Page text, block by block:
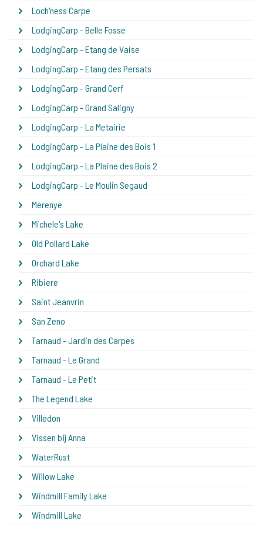
Loch'ness Carpe
LodgingCarp - Belle Fosse
LodgingCarp - Etang de Vaise
LodgingCarp - Etang des Persats
LodgingCarp - Grand Cerf
LodgingCarp - Grand Saligny
LodgingCarp - La Metairie
LodgingCarp - La Plaine des Bois 1
LodgingCarp - La Plaine des Bois 2
LodgingCarp - Le Moulin Segaud
Merenye
Michele's Lake
Old Pollard Lake
Orchard Lake
Ribiere
Saint Jeanvrin
San Zeno
Tarnaud - Jardin des Carpes
Tarnaud - Le Grand
Tarnaud - Le Petit
The Legend Lake
Villedon
Vissen bij Anna
WaterRust
Willow Lake
Windmill Family Lake
Windmill Lake